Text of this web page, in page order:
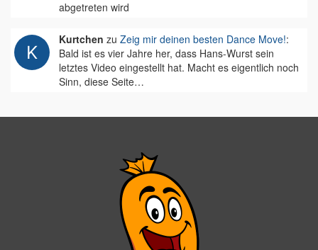
abgetreten wird
Kurtchen zu Zeig mir deinen besten Dance Move!:
Bald ist es vier Jahre her, dass Hans-Wurst sein
letztes Video eingestellt hat. Macht es eigentlich noch
Sinn, diese Seite…